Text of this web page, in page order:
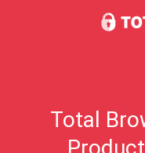
Total